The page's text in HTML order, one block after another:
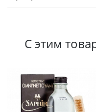
С этим